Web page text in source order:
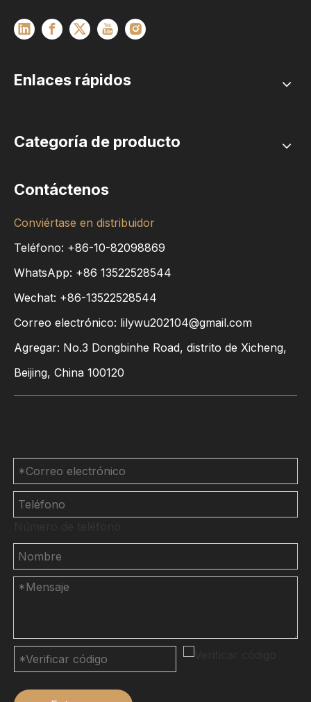
Enlaces rápidos
Categoría de producto
Contáctenos
Conviértase en distribuidor
Teléfono: +86-10-82098869
WhatsApp: +86 13522528544
Wechat: +86-13522528544
Correo electrónico: lilywu202104@gmail.com
Agregar: No.3 Dongbinhe Road, distrito de Xicheng,
Beijing, China 100120